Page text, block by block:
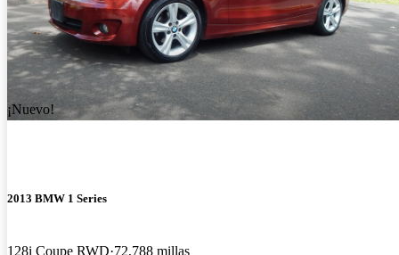
¡Nuevo!
2013 BMW 1 Series
128i Coupe RWD 72,788 millas